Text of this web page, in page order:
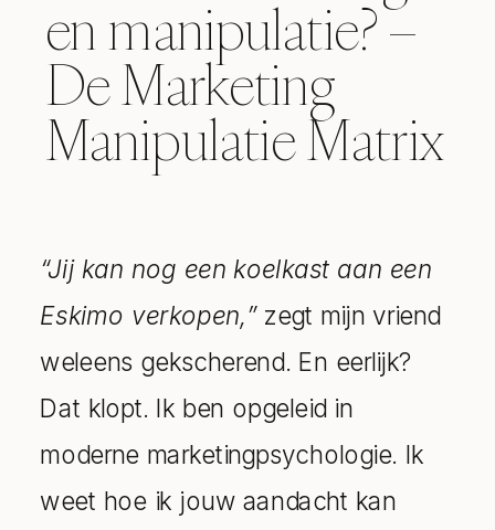
en manipulatie? –
De Marketing
Manipulatie Matrix
“Jij kan nog een koelkast aan een
Eskimo verkopen,”zegt mijn vriend
weleens gekscherend. En eerlijk?
Dat klopt. Ik ben opgeleid in
moderne marketingpsychologie. Ik
weet hoe ik jouw aandacht kan